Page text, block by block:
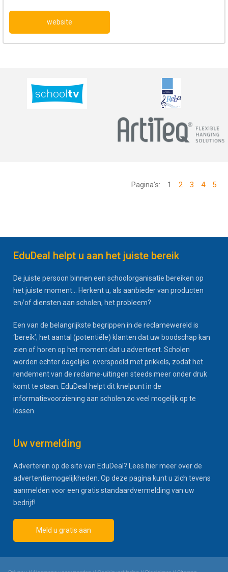
website
Pagina's: 1 2 3 4 5
EduDeal helpt u aan het juiste bereik
De juiste persoon binnen een schoolorganisatie bereiken op
het juiste moment... Herkent u, als aanbieder van producten
en/of diensten aan scholen, het probleem?
Een van de belangrijkste begrippen in de reclamewereld is
‘bereik’; het aantal (potentiële) klanten dat uw boodschap kan
zien of horen op het moment dat u adverteert. Scholen
worden echter dagelijks overspoeld met prikkels, zodat het
rendement van de reclame-uitingen steeds meer onder druk
komt te staan. EduDeal helpt dit knelpunt in de
informatievoorziening aan scholen zo veel mogelijk op te
lossen.
Uw vermelding
Adverteren op de site van EduDeal? Lees hier meer over de
advertentiemogelijkheden. Op deze pagina kunt u zich tevens
aanmelden voor een gratis standaardvermelding van uw
bedrijf!
Meld u gratis aan